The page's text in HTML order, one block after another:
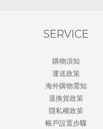
SERVICE
購物須知
運送政策
海外購物需知
退換貨政策
隱私權政策
帳戶設置步驟